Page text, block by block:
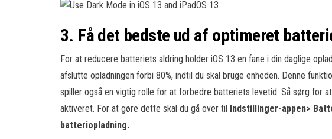
3. Få det bedste ud af optimeret
For at reducere batteriets aldring holder iOS 13 en fane i din daglige
afslutte opladningen forbi 80%, indtil du skal bruge enheden. Denne
spiller også en vigtig rolle for at forbedre batteriets levetid. Så sørg for
aktiveret. For at gøre dette skal du gå over til Indstillinger-appen>
batteriopladning.